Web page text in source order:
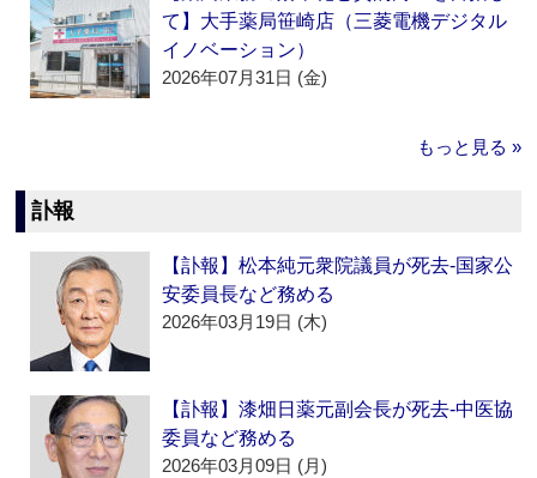
て】大手薬局笹崎店（三菱電機デジタル
イノベーション）
2026年07月31日 (金)
もっと見る »
訃報
【訃報】松本純元衆院議員が死去‐国家公
安委員長など務める
2026年03月19日 (木)
【訃報】漆畑日薬元副会長が死去‐中医協
委員など務める
2026年03月09日 (月)